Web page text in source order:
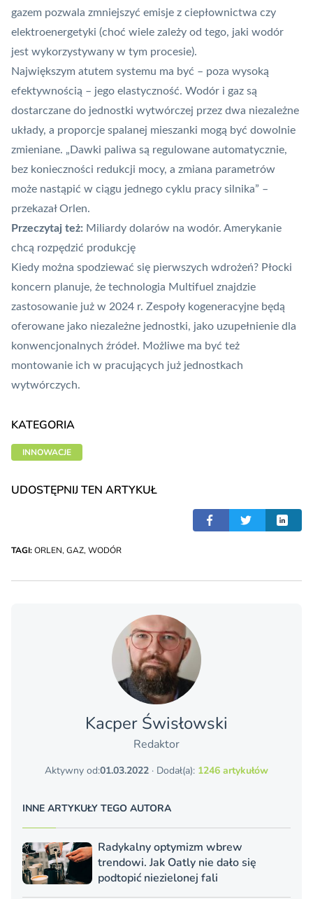
gazem pozwala zmniejszyć emisje z ciepłownictwa czy
elektroenergetyki (choć wiele zależy od tego, jaki wodór
jest wykorzystywany w tym procesie).
Największym atutem systemu ma być – poza wysoką
efektywnością – jego elastyczność. Wodór i gaz są
dostarczane do jednostki wytwórczej przez dwa niezależne
układy, a proporcje spalanej mieszanki mogą być dowolnie
zmieniane. „Dawki paliwa są regulowane automatycznie,
bez konieczności redukcji mocy, a zmiana parametrów
może nastąpić w ciągu jednego cyklu pracy silnika” –
przekazał Orlen.
Przeczytaj też: Miliardy dolarów na wodór. Amerykanie
chcą rozpędzić produkcję
Kiedy można spodziewać się pierwszych wdrożeń? Płocki
koncern planuje, że technologia Multifuel znajdzie
zastosowanie już w 2024 r. Zespoły kogeneracyjne będą
oferowane jako niezależne jednostki, jako uzupełnienie dla
konwencjonalnych źródeł. Możliwe ma być też
montowanie ich w pracujących już jednostkach
wytwórczych.
KATEGORIA
INNOWACJE
UDOSTĘPNIJ TEN ARTYKUŁ
TAGI:ORLEN, GAZ, WODÓR
Kacper Świsło­wski
Redaktor
Aktywny od:01.03.2022 · Dodał(a): 1246 artykułów
INNE ARTYKUŁY TEGO AUTORA
Radykalny optymizm wbrew
trendowi. Jak Oatly nie dało się
podtopić niezielonej fali